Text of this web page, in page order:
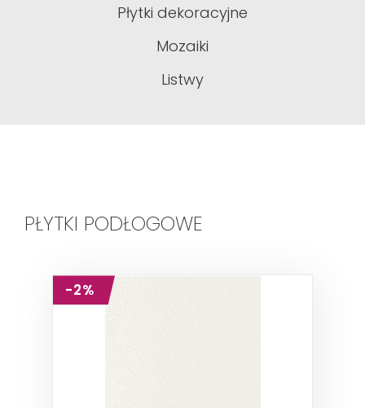
Płytki dekoracyjne
Mozaiki
Listwy
PŁYTKI PODŁOGOWE
-2%